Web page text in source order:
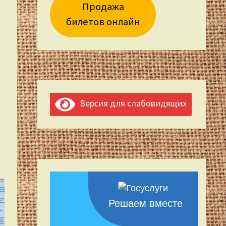
Продажа
билетов онлайн
Версия для слабовидящих
Решаем вместе